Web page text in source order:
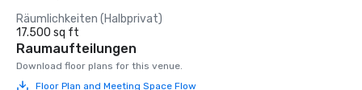
Räumlichkeiten (Halbprivat)
17.500 sq ft
Raumaufteilungen
Download floor plans for this venue.
Floor Plan and Meeting Space Flow